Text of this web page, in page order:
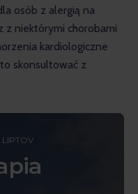
osób z alergią na
z niektórymi chorobami
kardiologiczne
skonsultować z
LIPTOV